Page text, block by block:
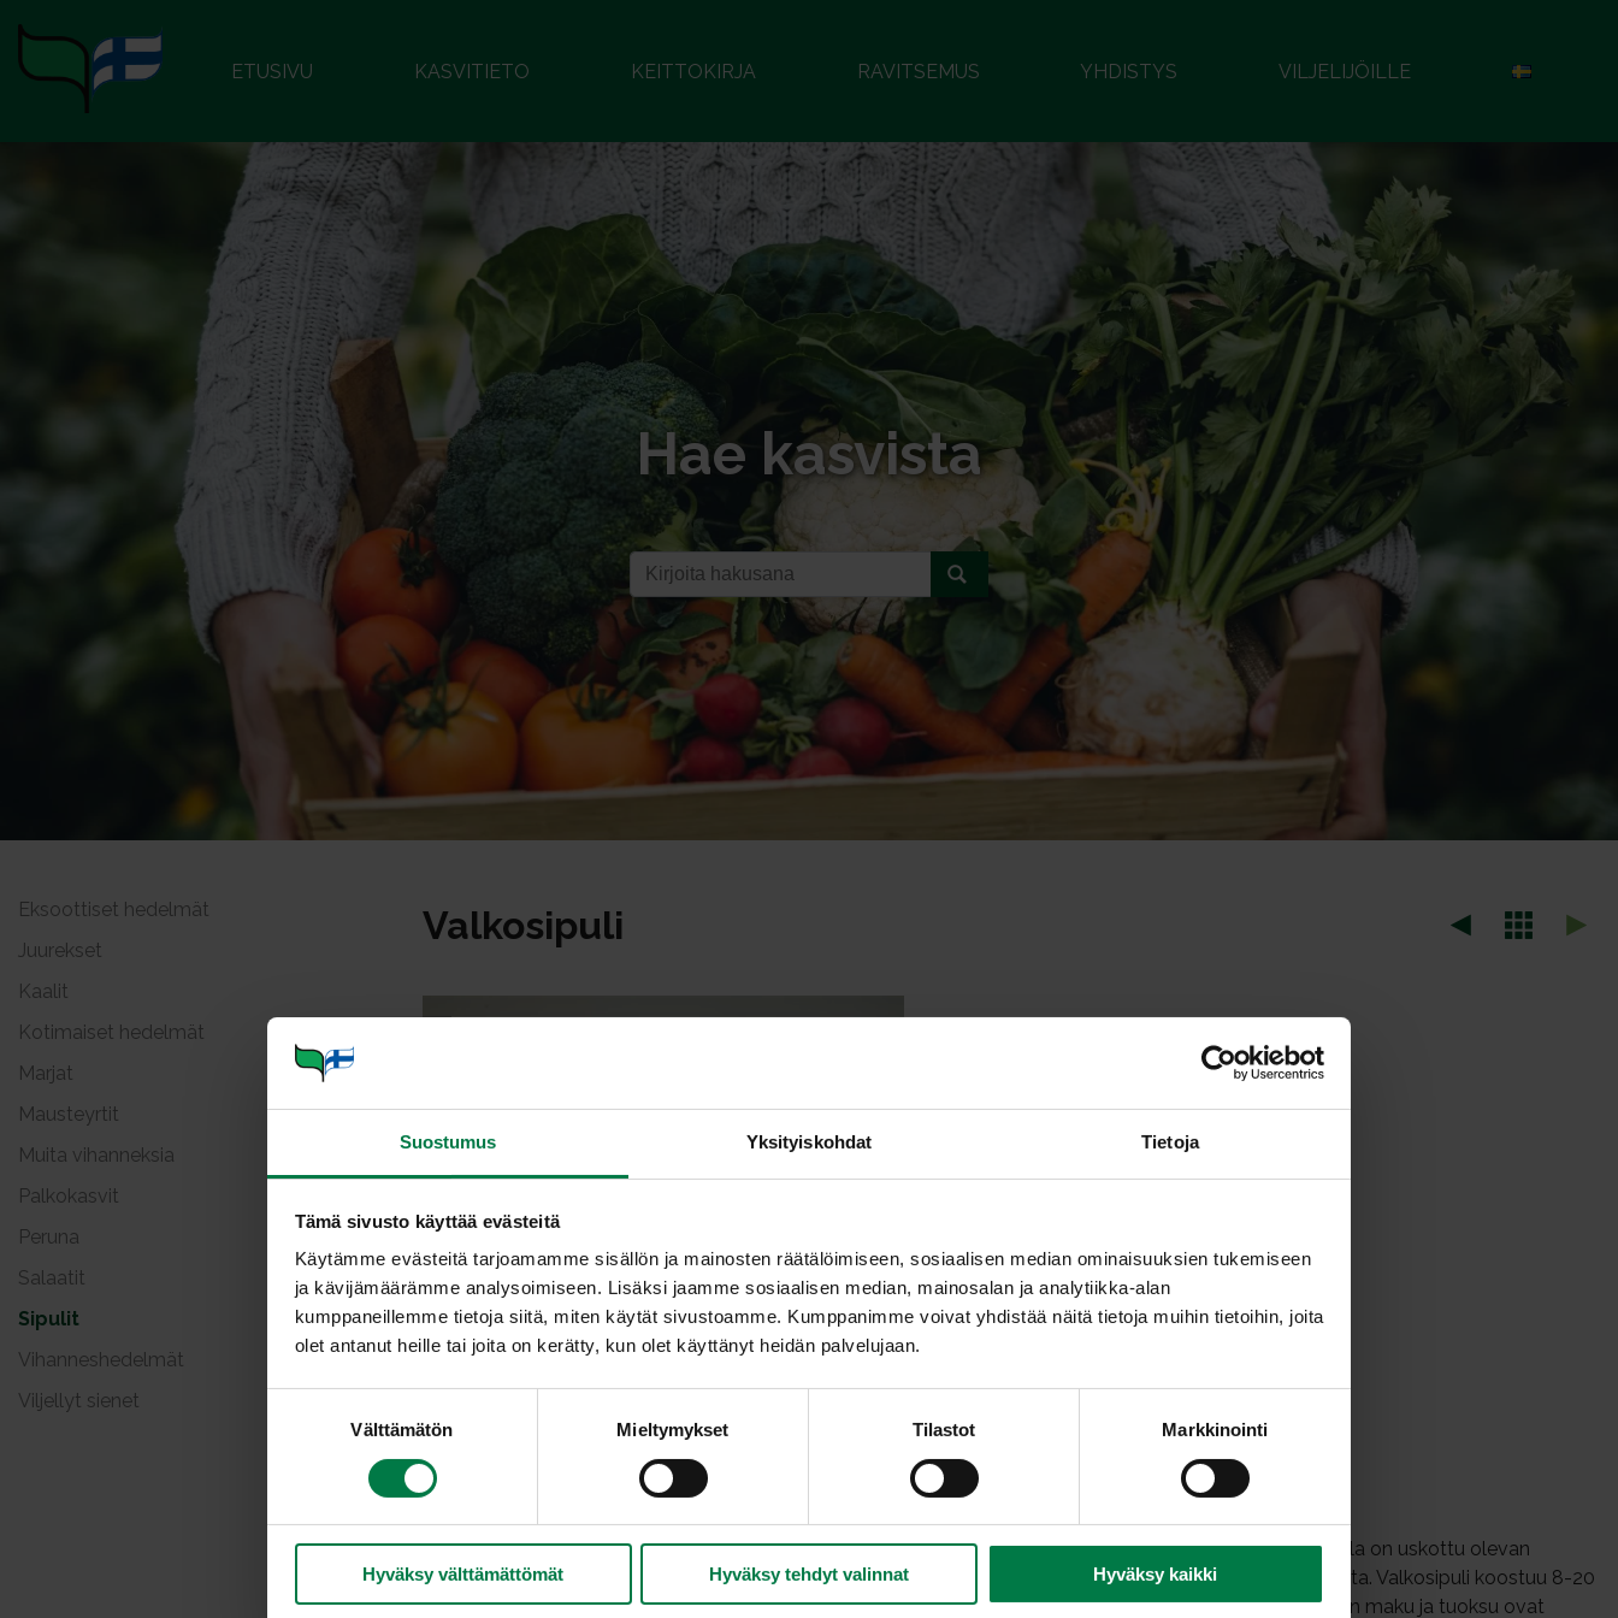
Suostumus Yksityiskohdat Tietoja
Tämä sivusto käyttää evästeitä
Käytämme evästeitä tarjoamamme sisällön ja mainosten räätälöimiseen, sosiaalisen median ominaisuuksien tukemiseen
ja kävijämäärämme analysoimiseen. Lisäksi jaamme sosiaalisen median, mainosalan ja analytiikka-alan
kumppaneillemme tietoja siitä, miten käytät sivustoamme. Kumppanimme voivat yhdistää näitä tietoja muihin tietoihin, joita
olet antanut heille tai joita on kerätty, kun olet käyttänyt heidän palvelujaan.
Välttämätön Mieltymykset Tilastot Markkinointi
Hyväksy välttämättömät Hyväksy tehdyt valinnat Hyväksy kaikki
ETUSIVU KASVITIETO KEITTOKIRJA RAVITSEMUS YHDISTYS VILJELIJÖILLE
Hae kasvista
Eksoottiset hedelmät
Juurekset
Kaalit
Kotimaiset hedelmät
Marjat
Mausteyrtit
Muita vihanneksia
Palkokasvit
Peruna
Salaatit
Sipulit
Vihanneshedelmät
Viljellyt sienet
Valkosipuli
VALKOSIPULI (Allium sativum)
Keski-Aasiasta peräisin oleva valkosipuli eli kynsilaukka on vanhastaan tunnettu mauste- ja lääkekasvi, jolla on uskottu olevan
maagisiakin ominaisuuksia. Kukapa ei olisi kuullut sen flunssaa tai vampyyreja karkottavista ominaisuuksista. Valkosipuli koostuu 8-20
kynnestä joita peittää ohut paperinkaltainen kuori. Väriltään se on valkoinen tai vaalean violetti. Valkosipulin maku ja tuoksu ovat